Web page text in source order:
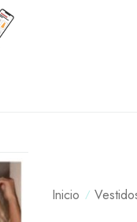
Inicio